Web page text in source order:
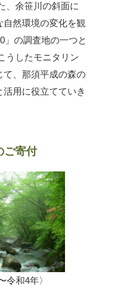
、余笹川の斜面に
然環境の変化を観
」の調査地の一つと
うしたモニタリン
て、那須平成の森の
用に役立てていき
ご寄付
令和4年〉